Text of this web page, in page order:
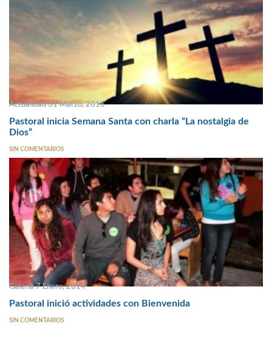
Actualidad 31 Marzo, 2015
Pastoral inicia Semana Santa con charla “La nostalgia de
Dios”
SIN COMENTARIOS
Galería 7 Enero, 2014
Pastoral inició actividades con Bienvenida
SIN COMENTARIOS